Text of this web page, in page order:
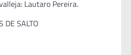
Lautaro Pereira.
DE SALTO